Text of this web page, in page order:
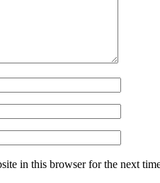
in this browser for the next